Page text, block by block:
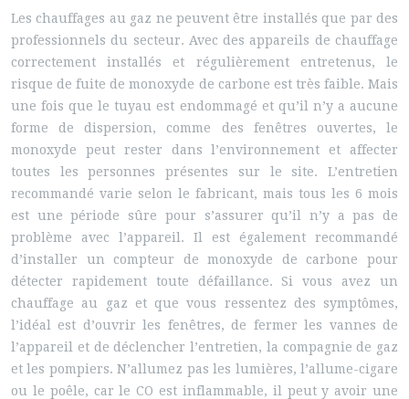
Les chauffages au gaz ne peuvent être installés que par des
professionnels du secteur. Avec des appareils de chauffage
correctement installés et régulièrement entretenus, le
risque de fuite de monoxyde de carbone est très faible. Mais
une fois que le tuyau est endommagé et qu’il n’y a aucune
forme de dispersion, comme des fenêtres ouvertes, le
monoxyde peut rester dans l’environnement et affecter
toutes les personnes présentes sur le site. L’entretien
recommandé varie selon le fabricant, mais tous les 6 mois
est une période sûre pour s’assurer qu’il n’y a pas de
problème avec l’appareil. Il est également recommandé
d’installer un compteur de monoxyde de carbone pour
détecter rapidement toute défaillance. Si vous avez un
chauffage au gaz et que vous ressentez des symptômes,
l’idéal est d’ouvrir les fenêtres, de fermer les vannes de
l’appareil et de déclencher l’entretien, la compagnie de gaz
et les pompiers. N’allumez pas les lumières, l’allume-cigare
ou le poêle, car le CO est inflammable, il peut y avoir une